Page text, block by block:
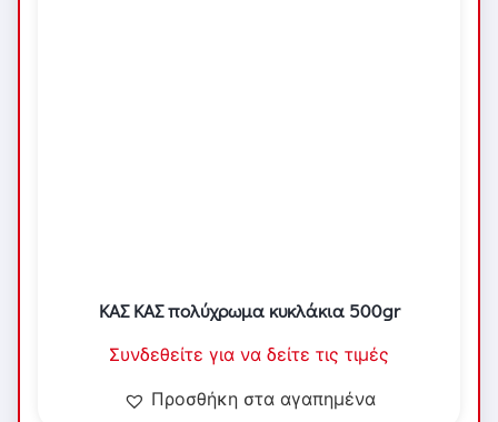
ΚΑΣ ΚΑΣ πολύχρωμα κυκλάκια 500gr
Συνδεθείτε για να δείτε τις τιμές
Προσθήκη στα αγαπημένα